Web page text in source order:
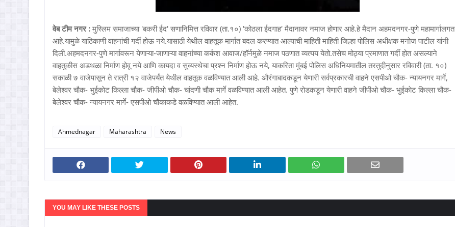
वेब टीम नगर : मुस्लिम समाजाच्या 'बकरी ईद' सणानिमित्त रविवार (ता.१०) 'कोठला ईदगाह' मैदानावर नमाज होणार आहे.हे मैदान अहमदनगर-पुणे महामार्गालगत
आहे.यामुळे याठिकाणी वाहनांची गर्दी होऊ नये.यासाठी येथील वाहतूक मार्गात बदल करण्यात आल्याची माहिती माहिती जिल्हा पोलिस अधीक्षक मनोज पाटील यांनी
दिली.अहमदनगर-पुणे मार्गावरून येणाऱ्या-जाणाऱ्या वाहनांच्या कर्कश आवाज/हॉर्नमुळे नमाज पठणात व्यत्यय येतो.तसेच मोठ्या प्रमाणात गर्दी होत असल्याने
वाहतुकीस अडथळा निर्माण होवू नये आणि कायदा व सुव्यस्थेचा प्रश्न निर्माण होऊ नये, याकरिता मुंबई पोलिस अधिनियमातील तरतुदीनुसार रविवारी (ता. १०)
सकाळी ७ वाजेपासून ते रात्री १२ वाजेपर्यंत येथील वाहतूक वळविण्यात आली आहे. औरंगाबादकडून येणारी सर्वप्रकारची वाहने एसपीओ चौक- न्यायनगर मार्गे,
बेलेश्वर चौक- भुईकाेट किल्ला चौक- जीपीओ चौक- चांदणी चौक मार्गे वळविण्यात आली आहेत. पुणे रोडकडून येणारी वाहने जीपीओ चौक- भुईकाेट किल्ला चौक-
बेलेश्वर चौक- न्यायनगर मार्गे- एसपीओ चौकाकडे वळविण्यात आली आहेत.
Ahmednagar Maharashtra News
YOU MAY LIKE THESE POSTS